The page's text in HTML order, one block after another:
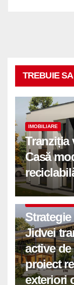
TREBUIE
IMOBILIARE
Tranziția
Casă
Jidvei
active
proiect
exteriori